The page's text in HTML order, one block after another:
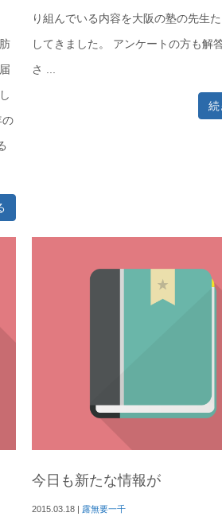
の
り組んでいる内容を大阪の塾の先生
してきました。 アンケートの方も解
さ ...
続
今日も新たな情報が
2015.03.18| 露無要一千